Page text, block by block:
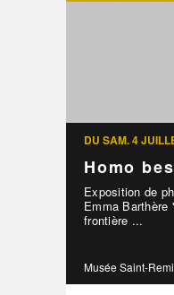
DU SAM. 4
Homo
Exposition de
Emma Barthère
frontière ...
Musée Saint-Remi